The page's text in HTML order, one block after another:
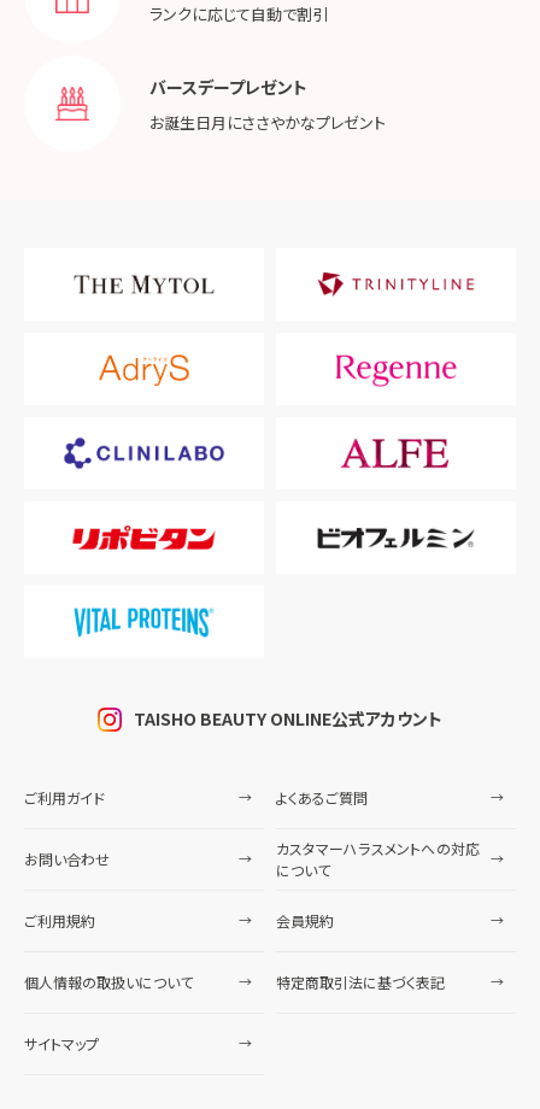
ランクに応じて自動で割引
バースデープレゼント
お誕生日月にささやかなプレゼント
TAISHO BEAUTY ONLINE公式アカウント
ご利用ガイド よくあるご質問
お問い合わせ
カスタマーハラスメントへの対応
について
ご利用規約 会員規約
個人情報の取扱いについて 特定商取引法に基づく表記
サイトマップ